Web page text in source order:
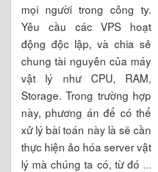
mọi người trong công ty.
Yêu cầu các VPS hoạt
động độc lập, và chia sẻ
chung tài nguyên của máy
vật lý như CPU, RAM,
Storage. Trong trường hợp
này, phương án để có thể
xử lý bài toán này là sẽ cần
thực hiện ảo hóa server vật
lý mà chúng ta có, từ đó ...